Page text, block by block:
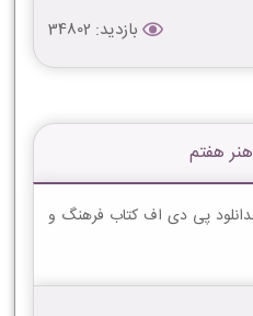
بازدید: 34802
هفتم
پی دی اف کتاب فرهنگ و